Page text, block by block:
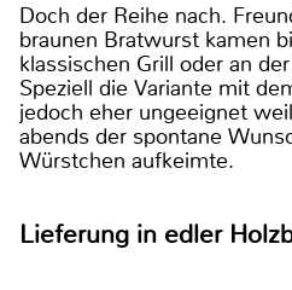
Doch der Reihe nach.
braunen Bratwurst kamen
klassischen Grill oder an
Speziell die Variante mit
jedoch eher ungeeignet
abends der spontane
Würstchen aufkeimte.
Lieferung in edler